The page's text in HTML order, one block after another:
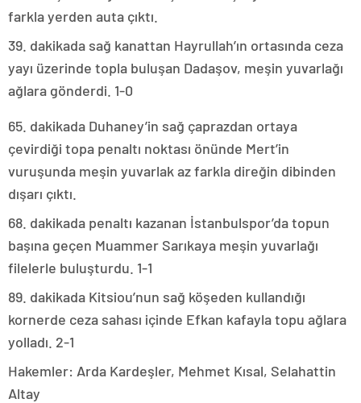
farkla yerden auta çıktı.
39. dakikada sağ kanattan Hayrullah’ın ortasında ceza
yayı üzerinde topla buluşan Dadaşov, meşin yuvarlağı
ağlara gönderdi. 1-0
65. dakikada Duhaney’in sağ çaprazdan ortaya
çevirdiği topa penaltı noktası önünde Mert’in
vuruşunda meşin yuvarlak az farkla direğin dibinden
dışarı çıktı.
68. dakikada penaltı kazanan İstanbulspor’da topun
başına geçen Muammer Sarıkaya meşin yuvarlağı
filelerle buluşturdu. 1-1
89. dakikada Kitsiou’nun sağ köşeden kullandığı
kornerde ceza sahası içinde Efkan kafayla topu ağlara
yolladı. 2-1
Hakemler: Arda Kardeşler, Mehmet Kısal, Selahattin
Altay